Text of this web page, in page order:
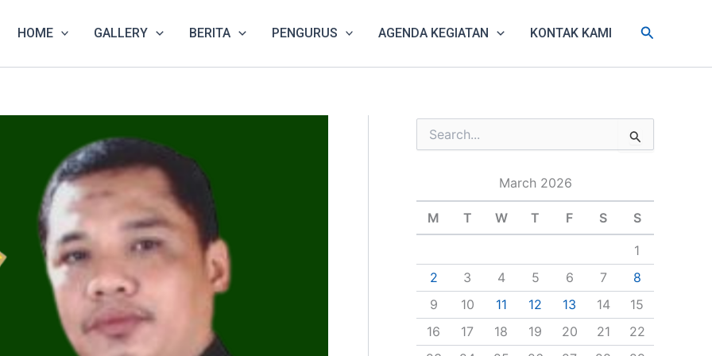
HOME GALLERY BERITA PENGURUS AGENDA KEGIATAN KONTAK KAMI Search
e
c
r
March 2026
M T W T F S S
1
2
3 4 5 6 7
8
9
10 11 12 13 14
15
16
17 18 19 20 21
22